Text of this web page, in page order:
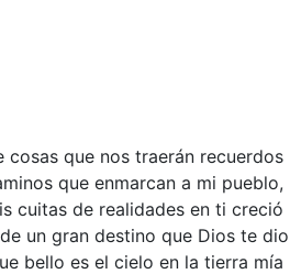
cosas que nos traerán recuerdos
que enmarcan a mi pueblo,
cuitas de realidades en ti creció
un gran destino que Dios te dio
bello es el cielo en la tierra mía